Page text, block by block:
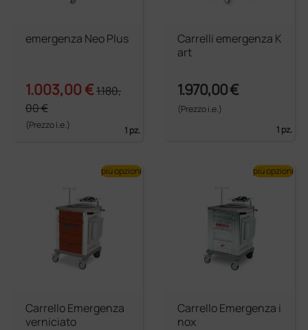
emergenza Neo Plus
1.003,00 €1.180,
00 €
(Prezzo i.e.) 1 pz.
Carrelli emergenza K
art
1.970,00 €
(Prezzo i.e.)
1 pz.
Carrello Emergenza
verniciato
più opzioni
Carrello Emergenza i
nox
più opzioni